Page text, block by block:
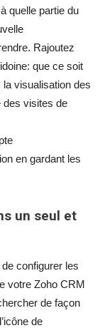
quelle partie du
Rajoutez
que ce soit
visualisation des
des visites de
en gardant les
un seul et
configurer les
votre Zoho CRM
de façon
de